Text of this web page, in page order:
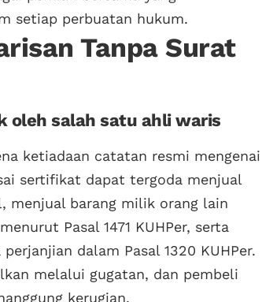
setiap perbuatan hukum.
Tanpa Surat
oleh salah satu ahli waris
ketiadaan catatan resmi mengenai
sertifikat dapat tergoda menjual
menjual barang milik orang lain
Pasal 1471 KUHPer, serta
dalam Pasal 1320 KUHPer.
melalui gugatan, dan pembeli
kerugian.